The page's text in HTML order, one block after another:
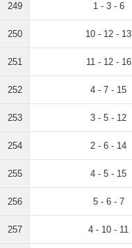
249 1 - 3 - 6
250 10 - 12 - 13
251 11 - 12 - 16
252 4 - 7 - 15
253 3 - 5 - 12
254 2 - 6 - 14
255 4 - 5 - 15
256 5 - 6 - 7
257 4 - 10 - 11